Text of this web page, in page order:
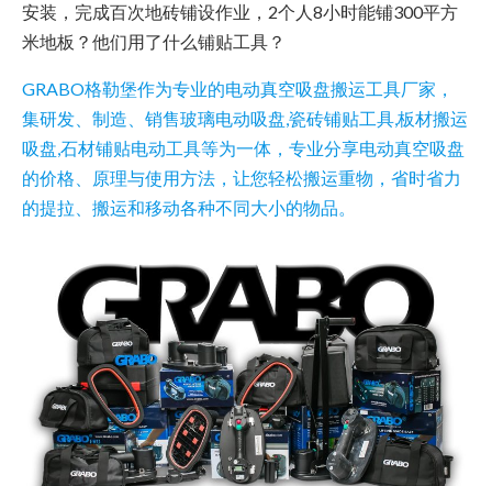
安装，完成百次地砖铺设作业，2个人8小时能铺300平方
米地板？他们用了什么铺贴工具？
GRABO格勒堡作为专业的电动真空吸盘搬运工具厂家，
集研发、制造、销售玻璃电动吸盘,瓷砖铺贴工具,板材搬运
吸盘,石材铺贴电动工具等为一体，专业分享电动真空吸盘
的价格、原理与使用方法，让您轻松搬运重物，省时省力
的提拉、搬运和移动各种不同大小的物品。